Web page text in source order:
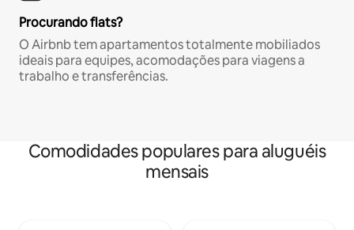
Procurando flats?
O Airbnb tem apartamentos totalmente mobiliados
ideais para equipes, acomodações para viagens a
trabalho e transferências.
Comodidades populares para aluguéis
mensais